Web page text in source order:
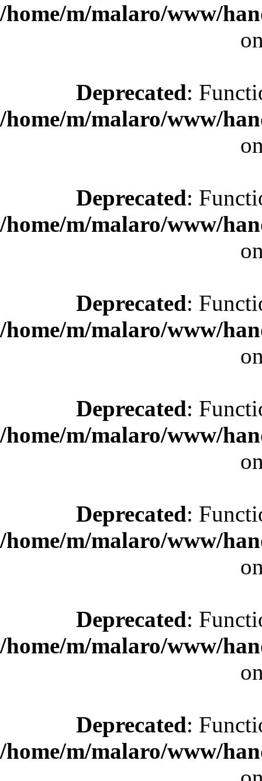
/home/m/malaro/www/
Deprecated:
/home/m/malaro/www/
Deprecated:
/home/m/malaro/www/
Deprecated:
/home/m/malaro/www/
Deprecated:
/home/m/malaro/www/
Deprecated:
/home/m/malaro/www/
Deprecated:
/home/m/malaro/www/
Deprecated:
/home/m/malaro/www/